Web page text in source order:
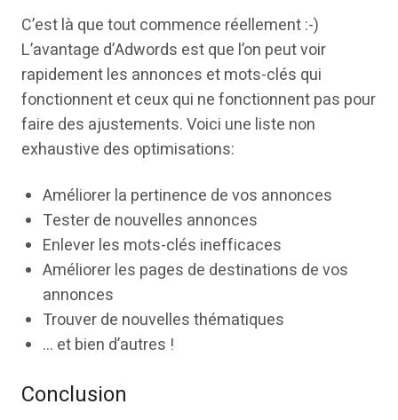
C’est là que tout commence réellement :-)
L’avantage d’Adwords est que l’on peut voir
rapidement les annonces et mots-clés qui
fonctionnent et ceux qui ne fonctionnent pas pour
faire des ajustements. Voici une liste non
exhaustive des optimisations:
Améliorer la pertinence de vos annonces
Tester de nouvelles annonces
Enlever les mots-clés inefficaces
Améliorer les pages de destinations de vos
annonces
Trouver de nouvelles thématiques
… et bien d’autres !
Conclusion